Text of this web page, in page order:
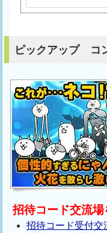
ピックアップ コ
招待コード交流場
招待コード受付交